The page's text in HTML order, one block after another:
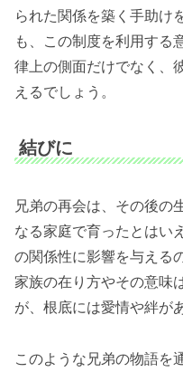
られた関係を築く手助け
も、この制度を利用する
律上の側面だけでなく、
えるでしょう。
結びに
兄弟の再会は、その後の
なる家庭で育ったとはい
の関係性に影響を与える
家族の在り方やその意味
が、根底には愛情や絆が
このような兄弟の物語を